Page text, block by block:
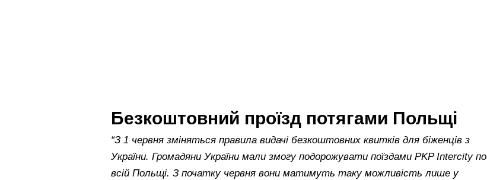
Безкоштовний проїзд потягами Польщі
“З 1 червня зміняться правила видачі безкоштовних квитків для біженців з
України. Громадяни України мали змогу подорожувати поїздами PKP Intercity по
всій Польщі. З початку червня вони матимуть таку можливість лише у